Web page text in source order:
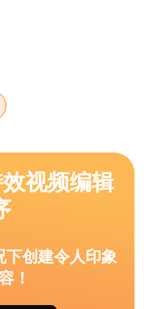
视频编辑
下创建令人印象
！